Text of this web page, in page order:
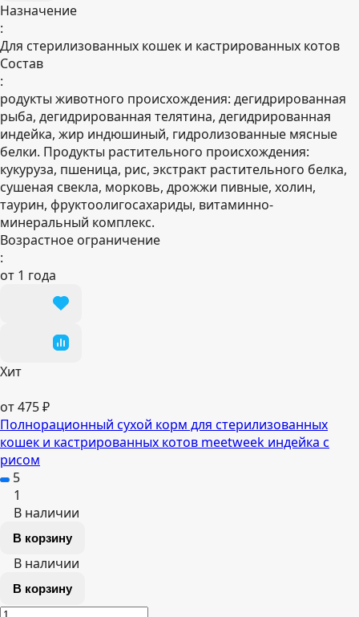
Назначение
:
Для стерилизованных кошек и кастрированных котов
Состав
:
родукты животного происхождения: дегидрированная
рыба, дегидрированная телятина, дегидрированная
индейка, жир индюшиный, гидролизованные мясные
белки. Продукты растительного происхождения:
кукуруза, пшеница, рис, экстракт растительного белка,
сушеная свекла, морковь, дрожжи пивные, холин,
таурин, фруктоолигосахариды, витаминно-
минеральный комплекс.
Возрастное ограничение
:
от 1 года
Хит
от 475 ₽
Полнорационный сухой корм для стерилизованных
кошек и кастрированных котов meetweek индейка с
рисом
5
1
В наличии
В корзину
В наличии
В корзину